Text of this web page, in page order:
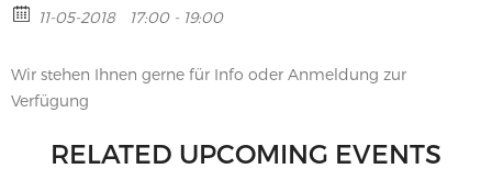
11-05-2018 17:00 - 19:00
Wir stehen Ihnen gerne für Info oder Anmeldung zur
Verfügung
RELATED UPCOMING EVENTS